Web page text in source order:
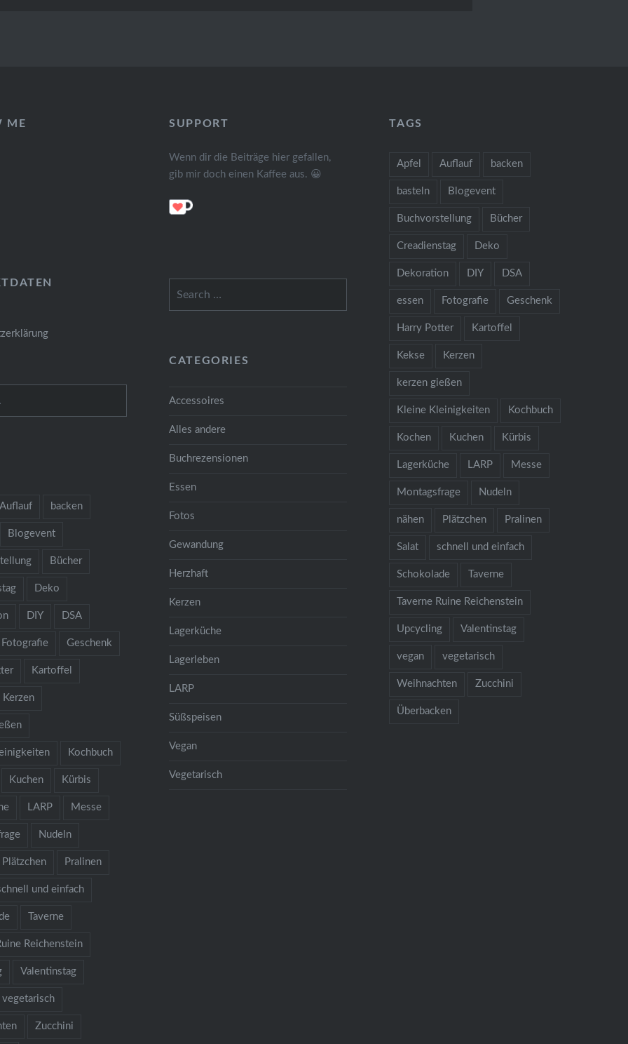
ME SUPPORT
Wenn dir die Beiträge hier gefallen,
gib mir doch einen Kaffee aus. 😀
TAGS
Apfel Auflauf backen
basteln Blogevent
Buchvorstellung Bücher
Creadienstag Deko
Dekoration DIY DSA
essen Fotografie Geschenk
Harry Potter Kartoffel
Kekse Kerzen
kerzen gießen
Kleine Kleinigkeiten Kochbuch
Kochen Kuchen Kürbis
Lagerküche LARP Messe
Montagsfrage Nudeln
nähen Plätzchen Pralinen
Salat schnell und einfach
Schokolade Taverne
Taverne Ruine Reichenstein
Upcycling Valentinstag
vegan vegetarisch
Weihnachten Zucchini
Überbacken
CATEGORIES
Accessoires
Alles andere
Buchrezensionen
Essen
Fotos
Gewandung
Herzhaft
Kerzen
Lagerküche
Lagerleben
LARP
Süßspeisen
Vegan
Vegetarisch
Auflauf backen
Blogevent
Bücher
Deko
DIY DSA
Fotografie Geschenk
Kartoffel
Kerzen
Kochbuch
Kuchen Kürbis
LARP Messe
Nudeln
Plätzchen Pralinen
und einfach
Taverne
Reichenstein
Valentinstag
vegetarisch
Zucchini